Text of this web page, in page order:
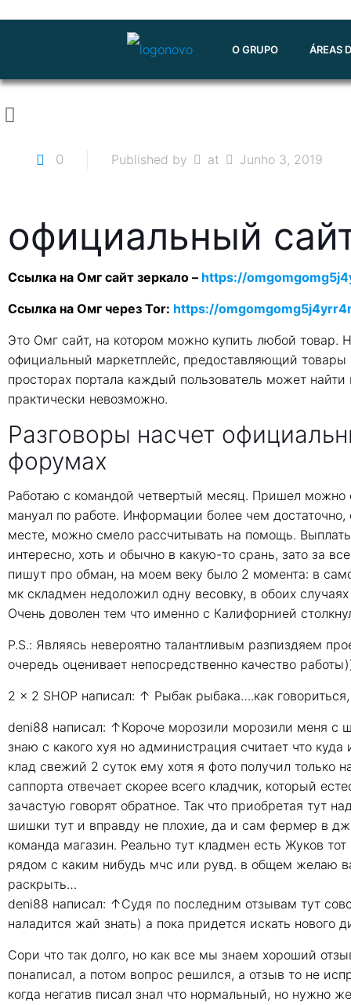
O GRUPO ÁREAS
0 Published by at Junho 3, 2019
официальный
Ссылка на Омг сайт зеркало – https://
Ссылка на Омг через Tor: https://
Это Омг сайт, на котором можно купить любой
официальный маркетплейс, предоставляющий
просторах портала каждый пользователь может
практически невозможно.
Разговоры насчет
форумах
Работаю с командой четвертый месяц. Пришел можно
мануал по работе. Информации более чем
месте, можно смело рассчитывать на помощь.
интересно, хоть и обычно в какую-то срань, зато за
пишут про обман, на моем веку было 2 момента: в
мк складмен недоложил одну весовку, в обоих
Очень доволен тем что именно с Калифорнией
P.S.: Являясь невероятно талантливым разпиздяем
очередь оценивает непосредственно качество
2 x 2 SHOP написал: ↑ Рыбак рыбака….как
deni88 написал: ↑Короче морозили морозили меня с
знаю с какого хуя но администрация считает что
клад свежий 2 суток ему хотя я фото получил только
саппорта отвечает скорее всего кладчик, который
зачастую говорят обратное. Так что приобретая тут
шишки тут и вправду не плохие, да и сам фермер в
команда магазин. Реально тут кладмен есть Жуков
рядом с каким нибудь мчс или рувд. в общем желаю
раскрыть…
deni88 написал: ↑Судя по последним отзывам тут
наладится жай знать) а пока придется искать
Сори что так долго, но как все мы знаем хороший
понаписал, а потом вопрос решился, а отзыв то не
когда негатив писал знал что нормальный, но нужно